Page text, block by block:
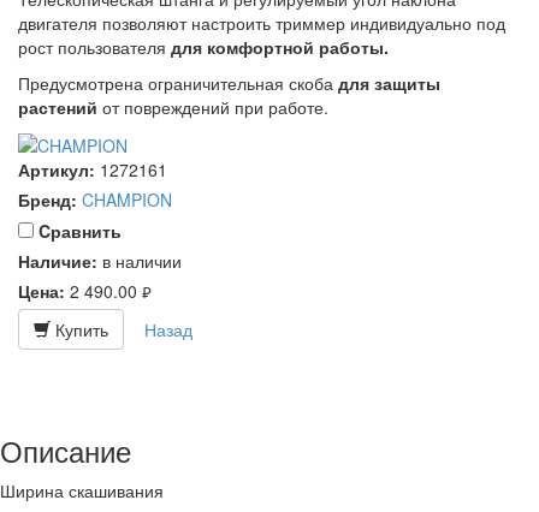
двигателя позволяют настроить триммер индивидуально под
рост пользователя для комфортной работы.
Предусмотрена ограничительная скоба для защиты
растений от повреждений при работе.
Артикул: 1272161
Бренд: CHAMPION
Cравнить
Наличие: в наличии
Цена: 2 490.00 руб.
Купить Назад
Описание
Ширина скашивания